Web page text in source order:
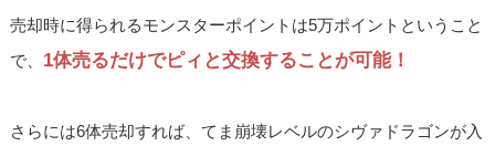
売却時に得られるモンスターポイントは5万ポイントということ
で、 1体売るだけでピィと交換することが可能！
さらには6体売却すれば、てま崩壊レベルのシヴァドラゴンが入